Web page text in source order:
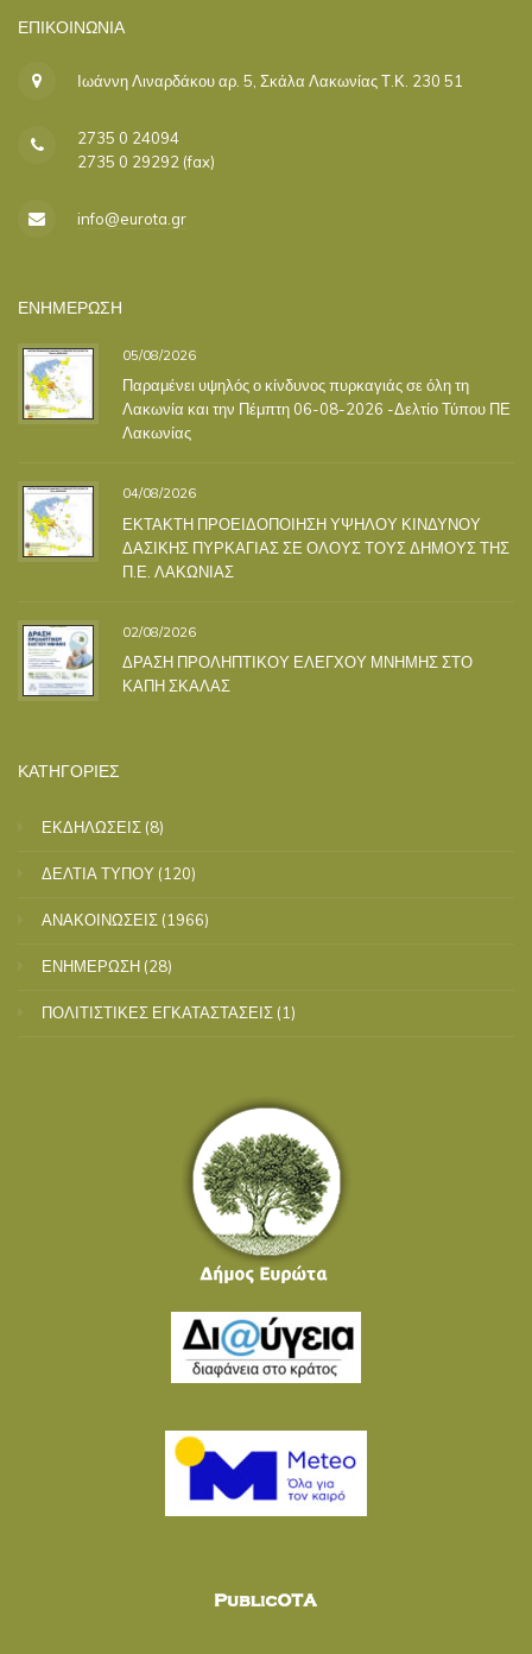
ΕΠΙΚΟΙΝΩΝΊΑ
Ιωάννη Λιναρδάκου αρ. 5, Σκάλα Λακωνίας Τ.Κ. 230 51
2735 0 24094
2735 0 29292 (fax)
info@eurota.gr
ΕΝΗΜΕΡΩΣΗ
05/08/2026
Παραμένει υψηλός ο κίνδυνος πυρκαγιάς σε όλη τη
Λακωνία και την Πέμπτη 06-08-2026 -Δελτίο Τύπου ΠΕ
Λακωνίας
04/08/2026
ΕΚΤΑΚΤΗ ΠΡΟΕΙΔΟΠΟΙΗΣΗ ΥΨΗΛΟΥ ΚΙΝΔΥΝΟΥ
ΔΑΣΙΚΗΣ ΠΥΡΚΑΓΙΑΣ ΣΕ ΟΛΟΥΣ ΤΟΥΣ ΔΗΜΟΥΣ ΤΗΣ
Π.Ε. ΛΑΚΩΝΙΑΣ
02/08/2026
ΔΡΑΣΗ ΠΡΟΛΗΠΤΙΚΟΥ ΕΛΕΓΧΟΥ ΜΝΗΜΗΣ ΣΤΟ
ΚΑΠΗ ΣΚΑΛΑΣ
ΚΑΤΗΓΟΡΙΕΣ
ΕΚΔΗΛΩΣΕΙΣ (8)
ΔΕΛΤΙΑ ΤΥΠΟΥ (120)
ΑΝΑΚΟΙΝΩΣΕΙΣ (1966)
ΕΝΗΜΕΡΩΣΗ (28)
ΠΟΛΙΤΙΣΤΙΚΕΣ ΕΓΚΑΤΑΣΤΑΣΕΙΣ (1)